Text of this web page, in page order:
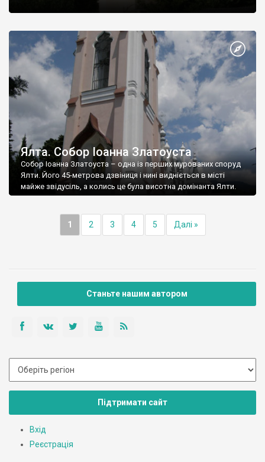
Ялта. Собор Іоанна Златоуста
Собор Іоанна Златоуста – одна із перших мурованих споруд
Ялти. Його 45-метрова дзвіниця і нині видніється в місті
майже звідусіль, а колись це була висотна домінанта Ялти.
1 2 3 4 5 Далі »
Станьте нашим автором
Підтримати сайт
Вхід
Реєстрація